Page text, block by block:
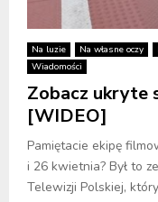
Na luzie Na własne oczy
Wiadomości
Zobacz ukryte
[WIDEO]
Pamiętacie ekipę
i 26 kwietnia? Był to
Telewizji Polskiej,